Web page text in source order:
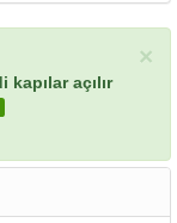
×
açılır